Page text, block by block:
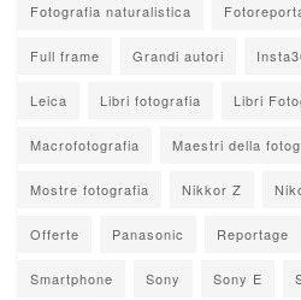
Fotografia naturalistica
Full frame Grandi autori
Leica Libri fotografia Libri
Macrofotografia Maestri della
Mostre fotografia Nikkor Z
Offerte Panasonic Reportage
Smartphone Sony Sony E